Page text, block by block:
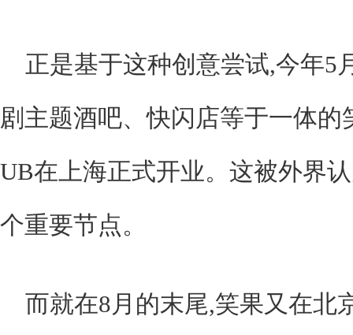
正是基于这种创意尝试,今年5
剧主题酒吧、快闪店等于一体
UB在上海正式开业。这被外界
个重要节点。
而就在8月的末尾,笑果又在北